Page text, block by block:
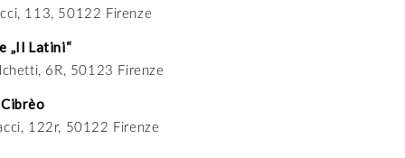
113, 50122 Firenze
„Il Latini“
6R, 50123 Firenze
122r, 50122 Firenze